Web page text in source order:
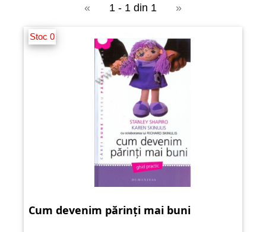
« 1 - 1 din 1 »
Stoc 0
Cum devenim părinți mai buni